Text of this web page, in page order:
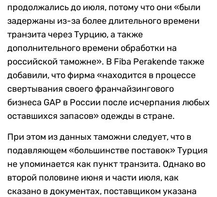
продолжались до июля, потому что они «были
задержаны из-за более длительного времени
транзита через Турцию, а также
дополнительного времени обработки на
российской таможне». В Fiba Perakende также
добавили, что фирма «находится в процессе
свертывания своего франчайзингового
бизнеса GAP в России после исчерпания любых
оставшихся запасов» одежды в стране.
При этом из данных таможни следует, что в
подавляющем «большинстве поставок» Турция
не упоминается как пункт транзита. Однако во
второй половине июня и части июля, как
сказано в документах, поставщиком указана